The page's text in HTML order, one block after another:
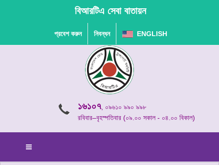
বিআরটিএ সেবা বাতায়ন
প্রবেশ করুন নিবন্ধন ENGLISH
১৬১০৭, ০৯৬১০ ৯৯০ ৯৯৮
রবিবার–বৃহস্পতিবার (০৯.০০ সকাল - ০৪.০০ বিকাল)